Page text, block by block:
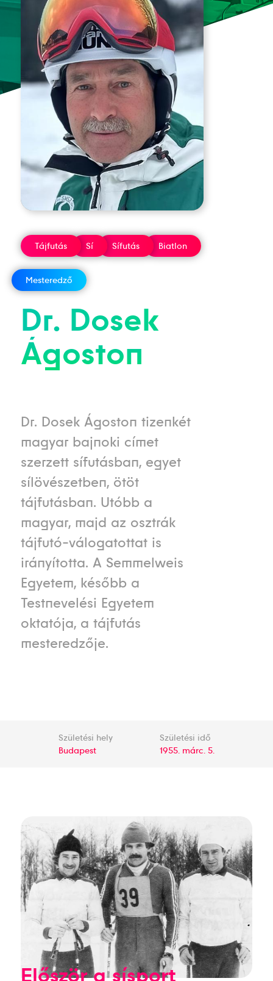
Tájfutás Sí Sífutás Biatlon
Mesteredző
Dr. Dosek
Ágoston
Dr. Dosek Ágoston tizenkét
magyar bajnoki címet
szerzett sífutásban, egyet
sílövészetben, ötöt
tájfutásban. Utóbb a
magyar, majd az osztrák
tájfutó-válogatottat is
irányította. A Semmelweis
Egyetem, később a
Testnevelési Egyetem
oktatója, a tájfutás
mesteredzője.
Születési hely
Budapest
Születési idő
1955. márc. 5.
Először a sísport